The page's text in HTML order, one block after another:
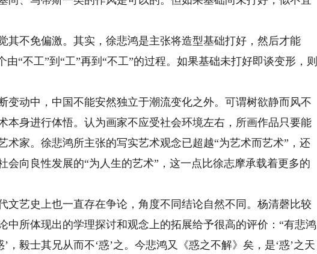
不免偏激。其实，徐悲鸿是主张将造型基础打好，然后才能
“不工”到“工”再到“不工”的过程。如果基础未打好即谈变形，则
动中，中国不能安然独立于潮流变化之外。可谓树欲静而风不
本身进行体悟。认为画家不应受社会环境左右，所画作品只要能
术家。徐悲鸿所主张的写实艺术观念已超越“为艺术而艺术”，还
会向良性发展的“为人生的艺术”，这一点比徐志摩承载着更多的
艺史上也一直存在争论，角度不同结论自然不同。杨清磬比较
中所体现出的学理探讨和观念上的拓展给予很高的评价：“有悲鸿
’，毅士其兄从而不‘惑’之。今悲鸿又《惑之不解》矣，是‘惑’之天